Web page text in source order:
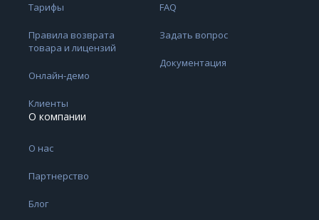
Тарифы
Правила возврата
товара и лицензий
Онлайн-демо
Клиенты
FAQ
Задать вопрос
Документация
О компании
О нас
Партнерство
Блог